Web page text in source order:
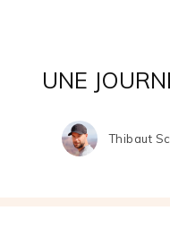
UNE
Thibaut